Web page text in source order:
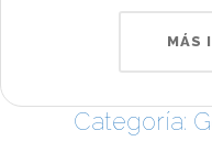
MÁS
Categoría: